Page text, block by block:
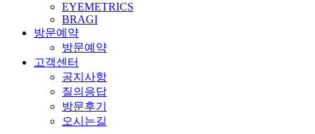
EYEMETRICS
BRAGI
방문예약
방문예약
고객센터
공지사항
질의응답
방문후기
오시는길